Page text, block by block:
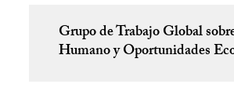
Grupo de Trabajo Global
Humano y Oportunidades